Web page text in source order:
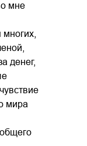
мне
денег,
мира